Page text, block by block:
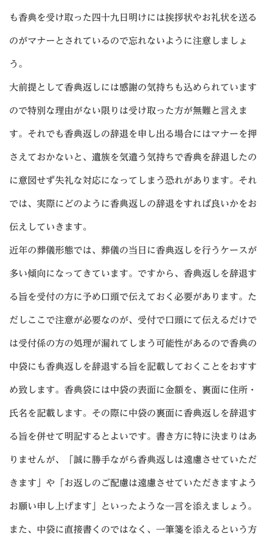
も香典を受け取った四十九日明けには挨拶状やお礼状を送る
のがマナーとされているので忘れないように注意しましょ
う。
大前提として香典返しには感謝の気持ちも込められています
ので特別な理由がない限りは受け取った方が無難と言えま
す。それでも香典返しの辞退を申し出る場合にはマナーを押
さえておかないと、遺族を気遣う気持ちで香典を辞退したの
に意図せず失礼な対応になってしまう恐れがあります。それ
では、実際にどのように香典返しの辞退をすれば良いかをお
伝えしていきます。
近年の葬儀形態では、葬儀の当日に香典返しを行うケースが
多い傾向になってきています。ですから、香典返しを辞退す
る旨を受付の方に予め口頭で伝えておく必要があります。た
だしここで注意が必要なのが、受付で口頭にて伝えるだけで
は受付係の方の処理が漏れてしまう可能性があるので香典の
中袋にも香典返しを辞退する旨を記載しておくことをおすす
め致します。香典袋には中袋の表面に金額を、裏面に住所・
氏名を記載します。その際に中袋の裏面に香典返しを辞退す
る旨を併せて明記するとよいです。書き方に特に決まりはあ
りませんが、「誠に勝手ながら香典返しは遠慮させていただ
きます」や「お返しのご配慮は遠慮させていただきますよう
お願い申し上げます」といったような一言を添えましょう。
また、中袋に直接書くのではなく、一筆箋を添えるという方